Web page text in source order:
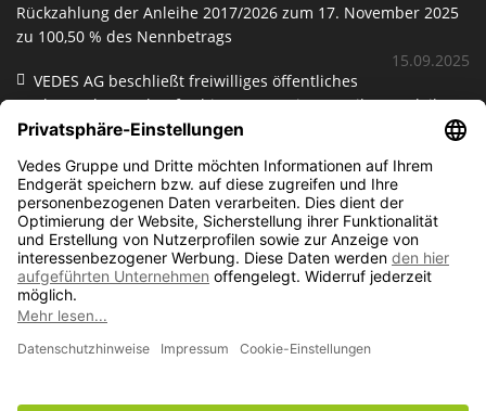
Rückzahlung der Anleihe 2017/2026 zum 17. November 2025
zu 100,50 % des Nennbetrags
15.09.2025
VEDES AG beschließt freiwilliges öffentliches
Rückerwerbsangebot für bis zu 12,5 Mio. Euro ihrer Anleihe
2017/2022
WEITERE LINKS
Impressum
Datenschutz